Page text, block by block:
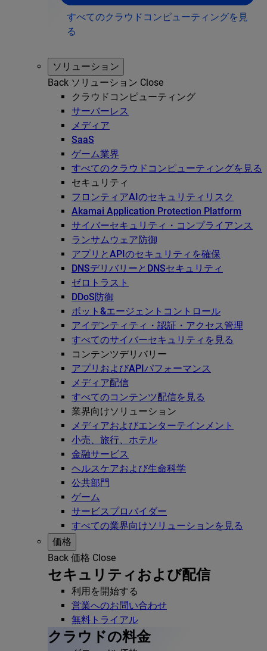
すべてのクラウドコンピューティングを見
る
ソリューション
Back ソリューション Close
クラウドコンピューティング
サーバーレス
メディア
SaaS
ゲーム業界
すべてのクラウドコンピューティングを見る
セキュリティ
フロンティアAIのセキュリティリスク
Akamai Application Protection Platform
サイバーセキュリティ・コンプライアンス
ランサムウェア防御
アプリとAPIのセキュリティを確保
DNSデリバリーとDNSセキュリティ
ゼロトラスト
DDoS防御
ボット&エージェントコントロール
アイデンティティ・認証・アクセス管理
すべてのサイバーセキュリティを見る
コンテンツデリバリー
アプリおよびAPIパフォーマンス
メディア配信
すべてのコンテンツ配信を見る
業界向けソリューション
メディアおよびエンターテインメント
小売、旅行、ホテル
金融サービス
ヘルスケアおよび生命科学
公共部門
ゲーム
サービスプロバイダー
すべての業界向けソリューションを見る
価格
Back 価格 Close
セキュリティおよび配信
利用を開始する
営業へのお問い合わせ
無料トライアル
クラウドの料金